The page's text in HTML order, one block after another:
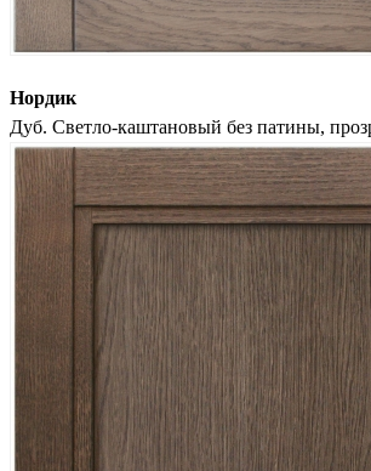
Нордик
Дуб. Светло-каштановый без патины,